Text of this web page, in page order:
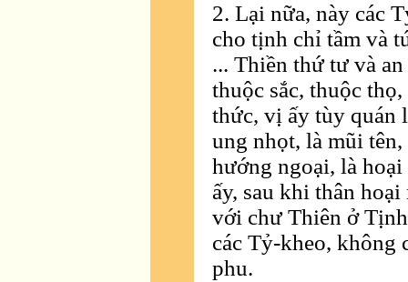
2. Lại nữa, này các
cho tịnh chỉ tầm và
... Thiền thứ tư và
thuộc sắc, thuộc
thức, vị ấy tùy quán
ung nhọt, là mũi
hướng ngoại, là
ấy, sau khi thân
với chư Thiên ở
các Tỷ-kheo, không
phu.